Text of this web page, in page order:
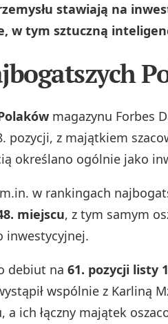
stawiają na
w tym sztuczną
magazynu Forbes
pozycji, z majątkiem
określano ogólnie jako
w rankingach
miejscu, z tym samym
inwestycyjnej.
debiut na 61. pozycji listy
wspólnie z Karliną
a ich łączny majątek